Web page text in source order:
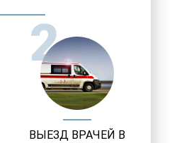
2
ВЫЕЗД ВРАЧЕЙ В